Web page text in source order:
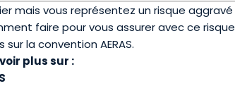
mais vous représentez un risque
faire pour vous assurer avec ce
la convention AERAS.
plus sur :